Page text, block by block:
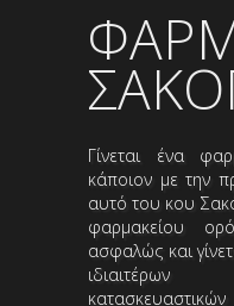
Γίνεται ένα
κάποιον με την
αυτό του κου
φαρμακείου
ασφαλώς και
ιδιαιτέρων